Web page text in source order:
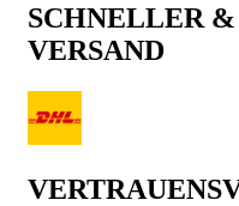
SCHNELLER
VERSAND